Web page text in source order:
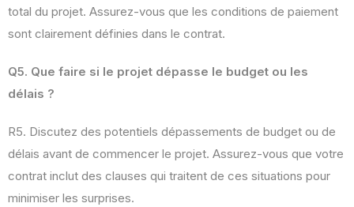
total du projet. Assurez-vous que les conditions de paiement
sont clairement définies dans le contrat.
Q5. Que faire si le projet dépasse le budget ou les
délais ?
R5. Discutez des potentiels dépassements de budget ou de
délais avant de commencer le projet. Assurez-vous que votre
contrat inclut des clauses qui traitent de ces situations pour
minimiser les surprises.